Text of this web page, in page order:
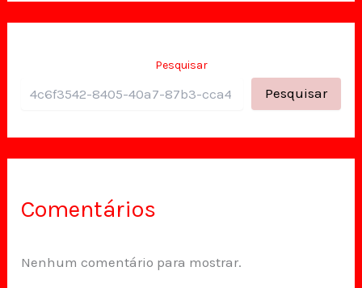
Pesquisar
Pesquisar
Comentários
Nenhum comentário para mostrar.